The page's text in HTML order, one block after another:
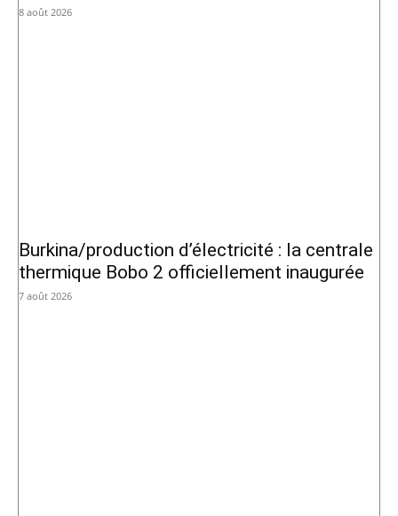
8 août 2026
Burkina/production d’électricité : la centrale
thermique Bobo 2 officiellement inaugurée
7 août 2026